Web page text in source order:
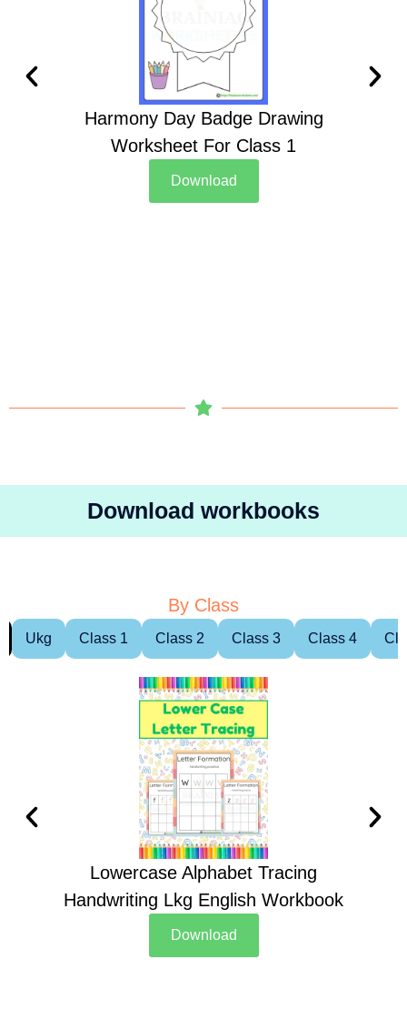
Harmony Day Badge Drawing
Worksheet For Class 1
Download
Download workbooks
By Class
Ukg Class 1 Class 2 Class 3 Class 4
Lowercase Alphabet Tracing
Handwriting Lkg English Workbook
Download